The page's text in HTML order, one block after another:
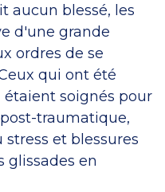
aucun blessé, les
d'une grande
ordres de se
qui ont été
étaient soignés pour
traumatique,
et blessures
glissades en